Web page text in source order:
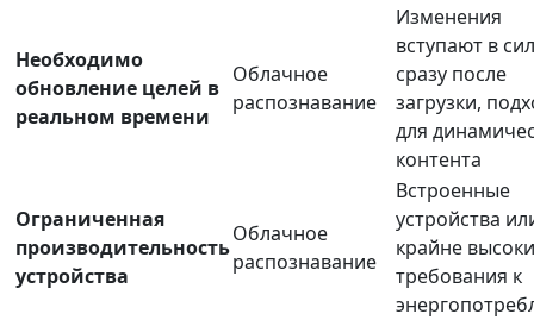
Необходимо
обновление целей в
реальном времени
Облачное
распознавание
Изменения
вступают в
сразу после
загрузки,
для
контента
Ограниченная
производительность
устройства
Облачное
распознавание
Встроенные
устройства
крайне
требования к